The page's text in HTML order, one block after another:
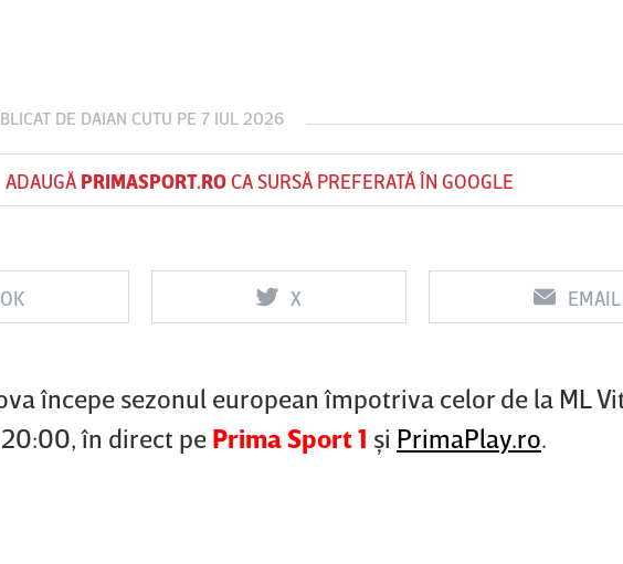
DE DAIAN CUTU PE 7 IUL 2026
ADAUGĂ PRIMASPORT.ROCA SURSĂ PREFERATĂ ÎN GOOGLE
X EMAIL
începe sezonul european împotriva celor de la ML
în direct pe Prima Sport 1 şi PrimaPlay.ro.
Sepsi OSK Sf
Vs
FCSB UTA Arad
Vs
Rapid